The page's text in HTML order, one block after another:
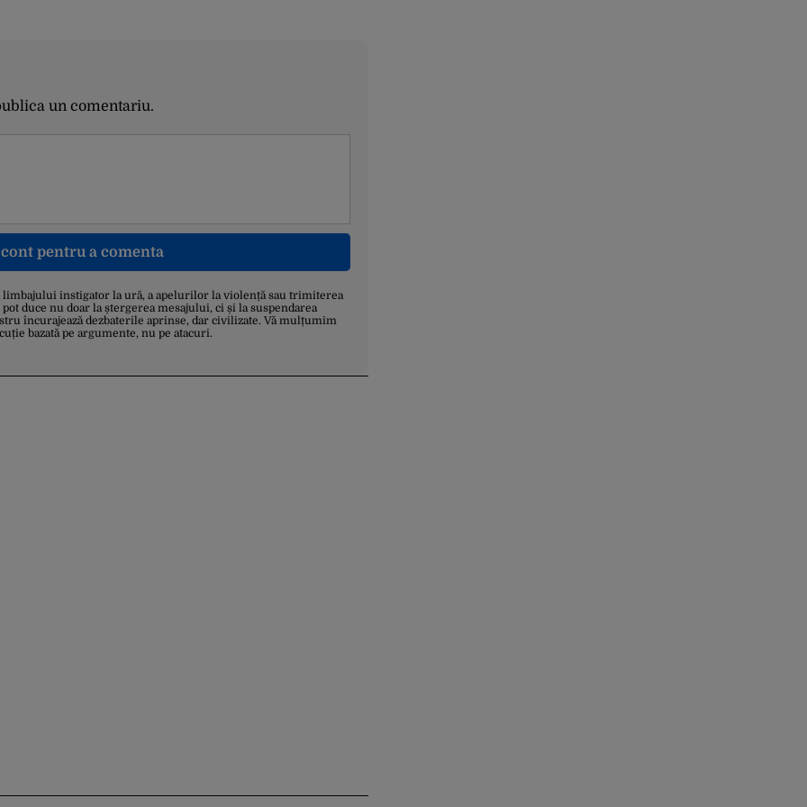
un comentariu.
pentru a comenta
instigator la ură, a apelurilor la violență sau trimiterea
duce nu doar la ștergerea mesajului, ci și la suspendarea
încurajează dezbaterile aprinse, dar civilizate. Vă mulțumim
bazată pe argumente, nu pe atacuri.